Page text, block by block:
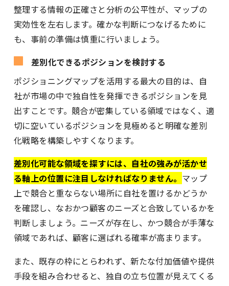
整理する情報の正確さと分析の公平性が、マップの
実効性を左右します。確かな判断につなげるために
も、事前の準備は慎重に行いましょう。
差別化できるポジションを検討する
ポジショニングマップを活用する最大の目的は、自
社が市場の中で独自性を発揮できるポジションを見
出すことです。競合が密集している領域ではなく、適
切に空いているポジションを見極めると明確な差別
化戦略を構築しやすくなります。
差別化可能な領域を探すには、自社の強みが活かせ
る軸上の位置に注目しなければなりません。 マップ
上で競合と重ならない場所に自社を置けるかどうか
を確認し、なおかつ顧客のニーズと合致しているかを
判断しましょう。ニーズが存在し、かつ競合が手薄な
領域であれば、顧客に選ばれる確率が高まります。
また、既存の枠にとらわれず、新たな付加価値や提供
手段を組み合わせると、独自の立ち位置が見えてくる